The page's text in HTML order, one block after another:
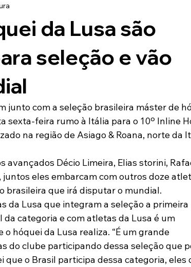
Paulo
Lusa Run 2019 Futebol
Ouvidoria
da Lusa são
seleção e vão
junto com a seleção brasileira máster de
sexta-feira rumo à Itália para o 10º Inline
na região de Asiago & Roana, norte da
avançados Décio Limeira, Elias storini,
eles embarcam com outros doze
brasileira que irá disputar o mundial.
da Lusa que integram a seleção a primeira
categoria e com atletas da Lusa é um
hóquei da Lusa realiza. “É um grande
do clube participando dessa seleção que
que o Brasil participa dessa categoria, eles